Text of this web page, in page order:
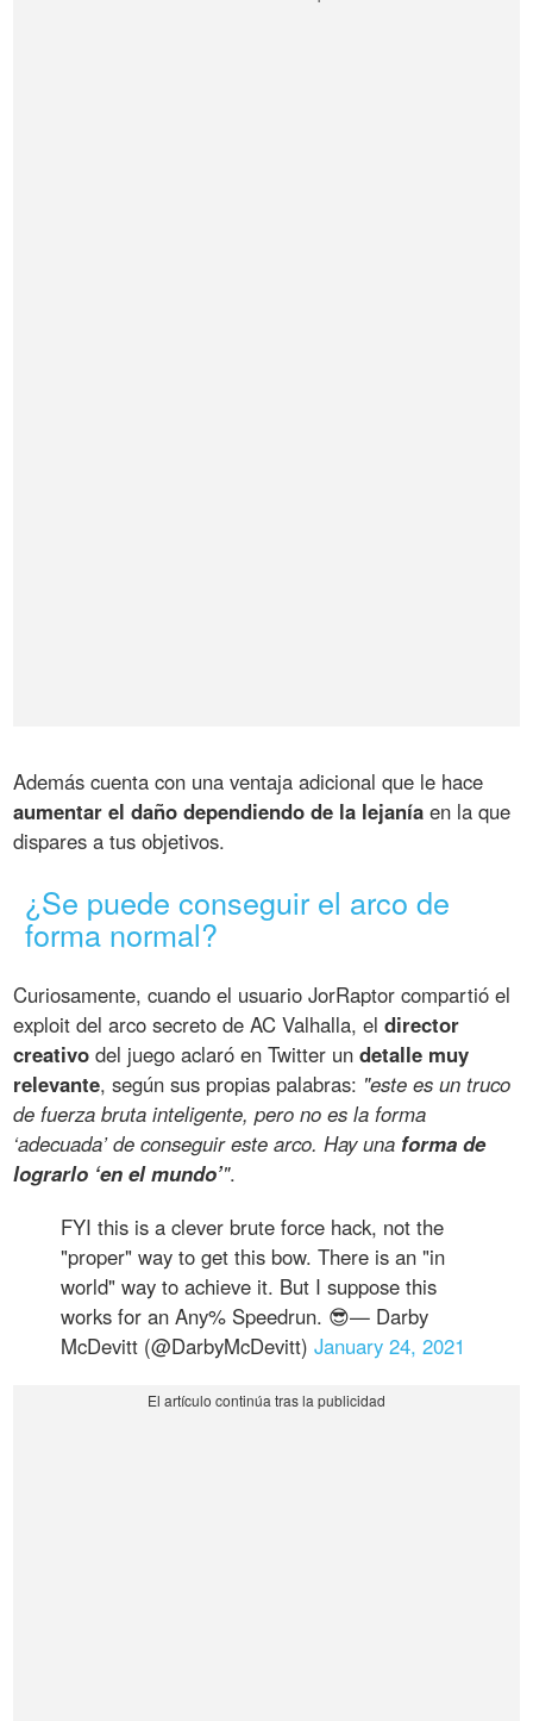
Además cuenta con una ventaja adicional que le hace
aumentar el daño dependiendo de la lejanía en la que
dispares a tus objetivos.
¿Se puede conseguir el arco de
forma normal?
Curiosamente, cuando el usuario JorRaptor compartió el
exploit del arco secreto de AC Valhalla, eldirector
creativo del juego aclaró en Twitter undetalle muy
relevante, según sus propias palabras: "este es un truco
de fuerza bruta inteligente, pero no es la forma
‘adecuada’ de conseguir este arco. Hay una forma de
lograrlo ‘en el mundo’".
FYI this is a clever brute force hack, not the
"proper" way to get this bow. There is an "in
world" way to achieve it. But I suppose this
works for an Any% Speedrun. 😎— Darby
McDevitt (@DarbyMcDevitt)January 24, 2021